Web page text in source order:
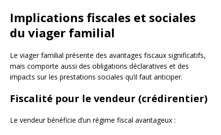
Implications fiscales et sociales
du viager familial
Le viager familial présente des avantages fiscaux significatifs,
mais comporte aussi des obligations déclaratives et des
impacts sur les prestations sociales qu’il faut anticiper.
Fiscalité pour le vendeur (crédirentier)
Le vendeur bénéficie d’un régime fiscal avantageux :